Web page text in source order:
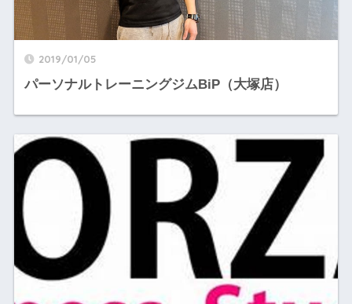
2019/01/05
パーソナルトレーニングジムBiP（大塚店）